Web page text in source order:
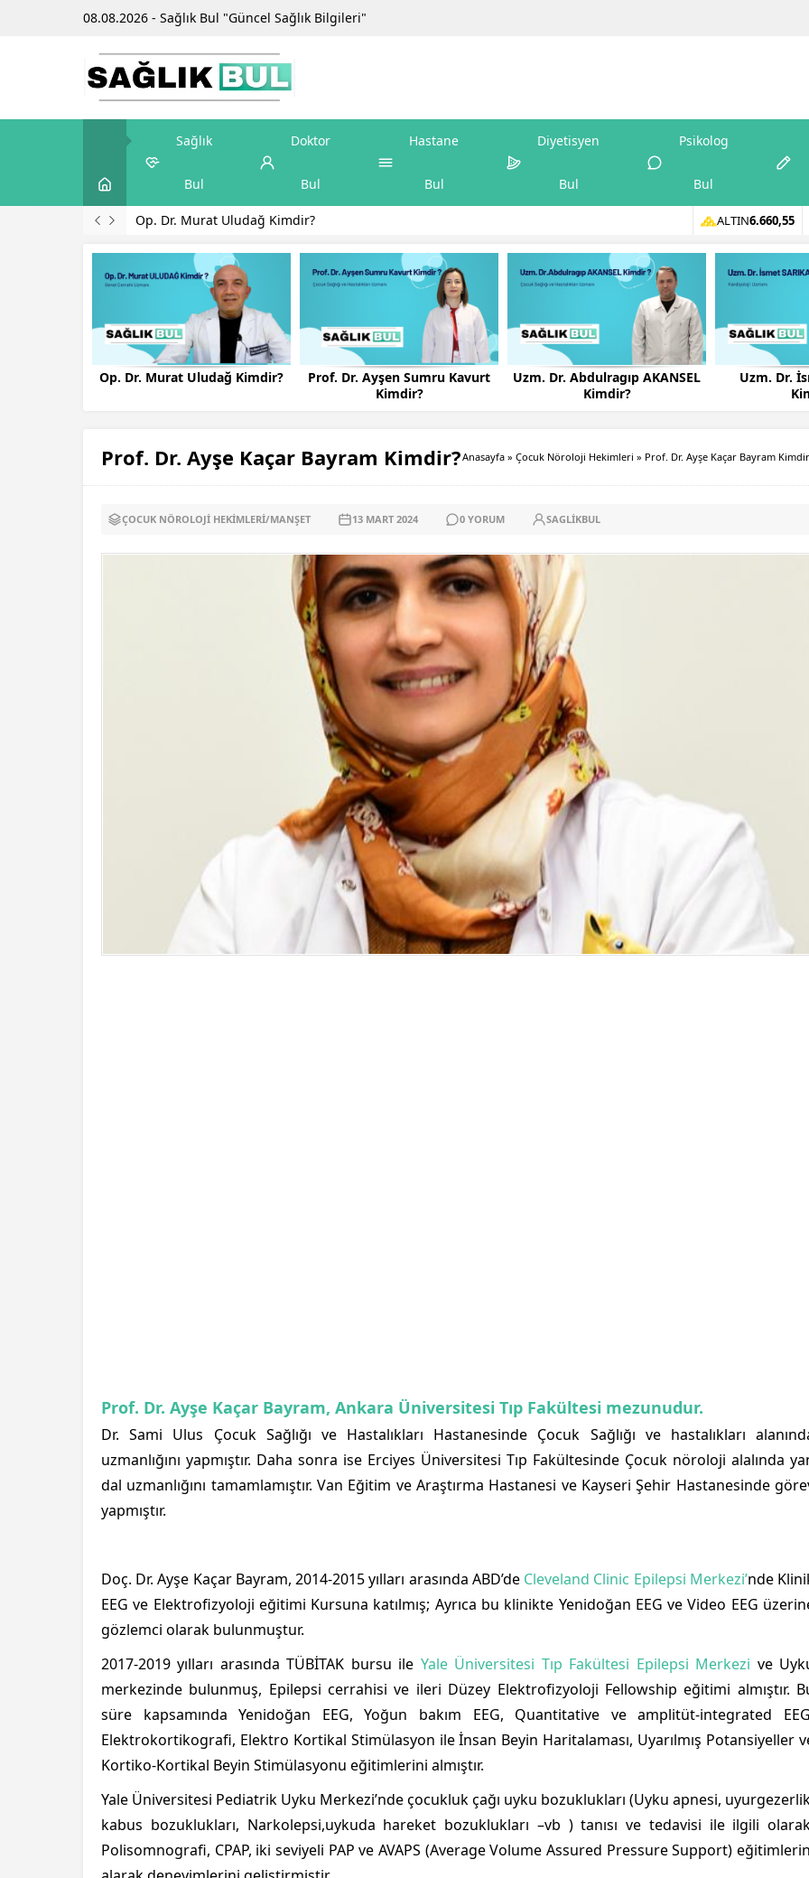
08.08.2026 - Sağlık Bul "Güncel Sağlık Bilgileri"
Sağlık
Bul
Doktor
Bul
Hastane
Bul
Diyetisyen
Bul
Psikolog
Bul
Prof. Dr. Ayşen Sumru Kavurt Kimdir? ALTIN6.660,55
Op. Dr. Murat Uludağ Kimdir?
Prof. Dr. Ayşen Sumru Kavurt
Kimdir?
Uzm. Dr. Abdulragıp AKANSEL
Kimdir?
Uzm. Dr.
Prof. Dr. Ayşe Kaçar Bayram Kimdir?Anasayfa » Çocuk Nöroloji Hekimleri » Prof. Dr. Ayşe Kaçar Bayram
ÇOCUK NÖROLOJI HEKIMLERI/MANŞET 13 MART 2024 0 YORUM SAGLIKBUL
Prof. Dr. Ayşe Kaçar Bayram, Ankara Üniversitesi Tıp Fakültesi mezunudur.
Dr. Sami Ulus Çocuk Sağlığı ve Hastalıkları Hastanesinde Çocuk Sağlığı ve hastalıkları
uzmanlığını yapmıştır. Daha sonra ise Erciyes Üniversitesi Tıp Fakültesinde Çocuk nöroloji alalında
dal uzmanlığını tamamlamıştır. Van Eğitim ve Araştırma Hastanesi ve Kayseri Şehir Hastanesinde
yapmıştır.
Doç. Dr. Ayşe Kaçar Bayram, 2014-2015 yılları arasında ABD’deCleveland Clinic Epilepsi Merkezi’nde
EEG ve Elektrofizyoloji eğitimi Kursuna katılmış; Ayrıca bu klinikte Yenidoğan EEG ve Video EEG
gözlemci olarak bulunmuştur.
2017-2019 yılları arasında TÜBİTAK bursu ile Yale Üniversitesi Tıp Fakültesi Epilepsi Merkezi ve
merkezinde bulunmuş, Epilepsi cerrahisi ve ileri Düzey Elektrofizyoloji Fellowship eğitimi almıştır.
süre kapsamında Yenidoğan EEG, Yoğun bakım EEG, Quantitative ve amplitüt-integrated
Elektrokortikografi, Elektro Kortikal Stimülasyon ile İnsan Beyin Haritalaması, Uyarılmış Potansiyeller
Kortiko-Kortikal Beyin Stimülasyonu eğitimlerini almıştır.
Yale Üniversitesi Pediatrik Uyku Merkezi’nde çocukluk çağı uyku bozuklukları (Uyku apnesi,
kabus bozuklukları, Narkolepsi,uykuda hareket bozuklukları –vb ) tanısı ve tedavisi ile ilgili
Polisomnografi, CPAP, iki seviyeli PAP ve AVAPS (Average Volume Assured Pressure Support)